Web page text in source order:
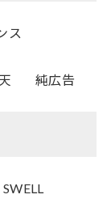
ス
純広告
SWELL